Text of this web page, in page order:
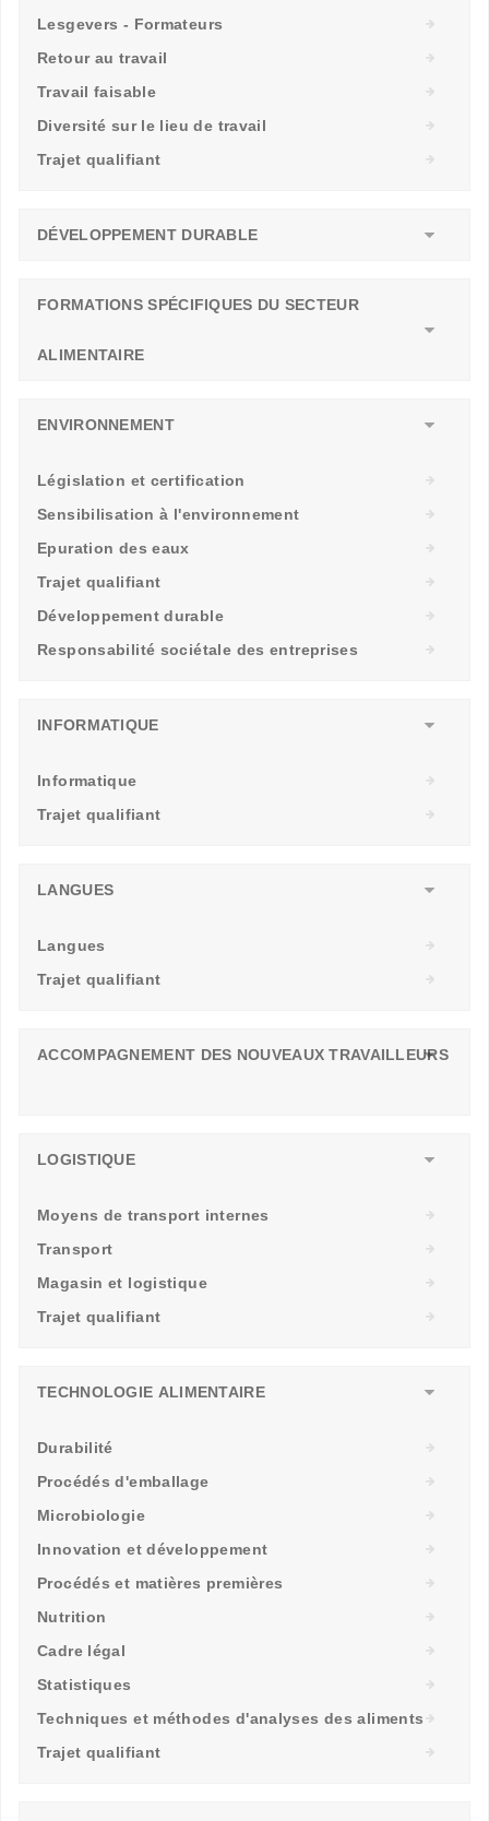
Lesgevers - Formateurs
Retour au travail
Travail faisable
Diversité sur le lieu de travail
Trajet qualifiant
DÉVELOPPEMENT DURABLE
FORMATIONS SPÉCIFIQUES DU SECTEUR
ALIMENTAIRE
ENVIRONNEMENT
Législation et certification
Sensibilisation à l'environnement
Epuration des eaux
Trajet qualifiant
Développement durable
Responsabilité sociétale des entreprises
INFORMATIQUE
Informatique
Trajet qualifiant
LANGUES
Langues
Trajet qualifiant
ACCOMPAGNEMENT DES NOUVEAUX TRAVAILLEURS
LOGISTIQUE
Moyens de transport internes
Transport
Magasin et logistique
Trajet qualifiant
TECHNOLOGIE ALIMENTAIRE
Durabilité
Procédés d'emballage
Microbiologie
Innovation et développement
Procédés et matières premières
Nutrition
Cadre légal
Statistiques
Techniques et méthodes d'analyses des aliments
Trajet qualifiant